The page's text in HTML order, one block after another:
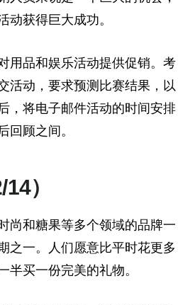
动获得巨大成功。
用品和娱乐活动提供促销。考
活动，要求预测比赛结果，以
，将电子邮件活动的时间安排
回顾之间。
）
尚和糖果等多个领域的品牌一
之一。人们愿意比平时花更多
半买一份完美的礼物。